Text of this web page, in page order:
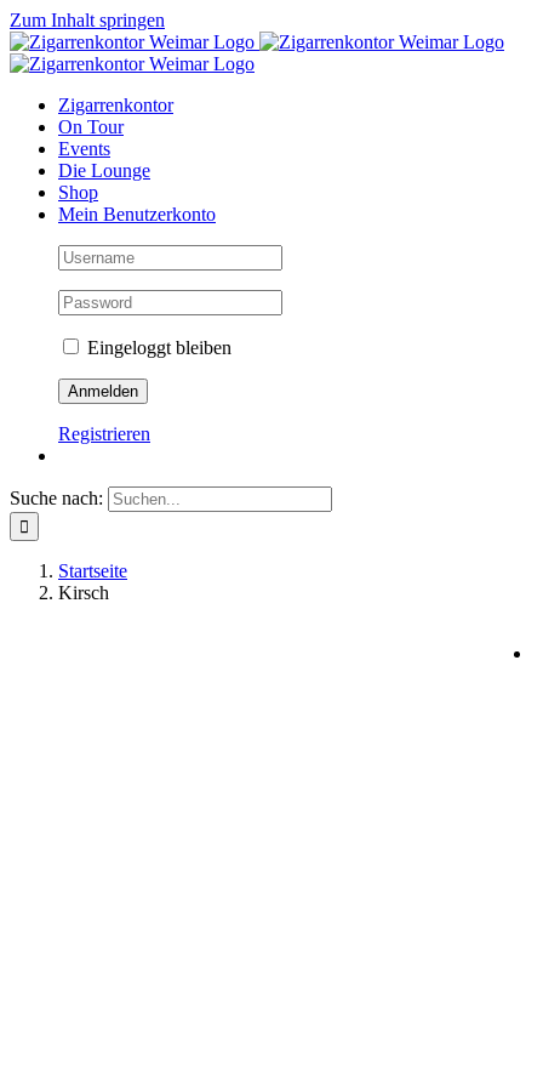
Zum Inhalt springen
Zigarrenkontor
On Tour
Events
Die Lounge
Shop
Mein Benutzerkonto
Eingeloggt bleiben
Registrieren
Suche nach:
Startseite
Kirsch